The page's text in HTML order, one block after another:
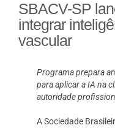
SBACV-SP
integrar
vascular
Programa prepara
para aplicar a IA na
autoridade
A Sociedade